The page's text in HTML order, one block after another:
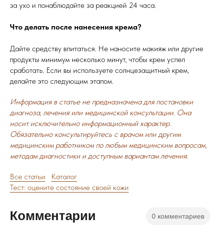
за ухо и понаблюдайте за реакцией 24 часа.
Что делать после нанесения крема?
Дайте средству впитаться. Не наносите макияж или другие
продукты минимум несколько минут, чтобы крем успел
сработать. Если вы используете солнцезащитный крем,
делайте это следующим этапом.
Информация в статье не предназначена для постановки
диагноза, лечения или медицинской консультации. Она
носит исключительно информационный характер.
Обязательно консультируйтесь с врачом или другим
медицинским работником по любым медицинским вопросам,
методам диагностики и доступным вариантам лечения.
Все статьи
Каталог
Тест: оцените состояние своей кожи
Комментарии 0 комментариев